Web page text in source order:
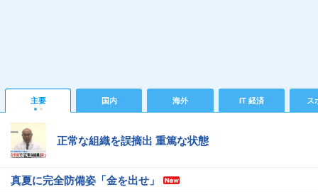
主要 国内 海外 IT 経済 ス
正常な組織を誤摘出 重篤な状態
真夏に完全防備姿「金を出せ」